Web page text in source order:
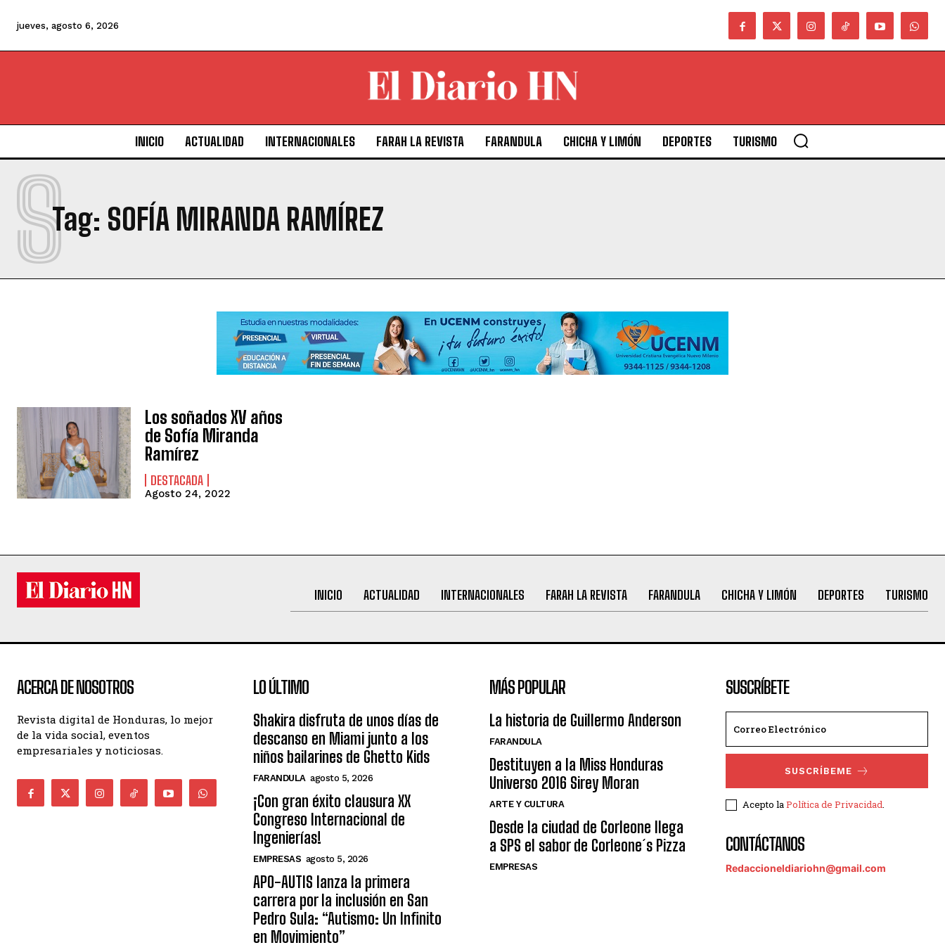
jueves, agosto 6, 2026
INICIO ACTUALIDAD INTERNACIONALES FARAH LA REVISTA FARANDULA CHICHA Y LIMÓN DEPORTES TURISMO
Tag: SOFÍA MIRANDA RAMÍREZ
S
Los soñados XV años
de Sofía Miranda
Ramírez
DESTACADA
Agosto 24, 2022
INICIO ACTUALIDAD INTERNACIONALES FARAH LA REVISTA FARANDULA CHICHA Y LIMÓN DEPORTES TURISMO
ACERCA DE NOSOTROS
Revista digital de Honduras, lo mejor
de la vida social, eventos
empresariales y noticiosas.
LO ÚLTIMO
Shakira disfruta de unos días de
descanso en Miami junto a los
niños bailarines de Ghetto Kids
FARANDULA agosto 5, 2026
¡Con gran éxito clausura XX
Congreso Internacional de
Ingenierías!
EMPRESAS agosto 5, 2026
APO-AUTIS lanza la primera
carrera por la inclusión en San
Pedro Sula: “Autismo: Un Infinito
en Movimiento”
MÁS POPULAR
La historia de Guillermo Anderson
FARANDULA
Destituyen a la Miss Honduras
Universo 2016 Sirey Moran
ARTE Y CULTURA
Desde la ciudad de Corleone llega
a SPS el sabor de Corleone´s Pizza
EMPRESAS
SUSCRÍBETE
SUSCRÍBEME
Acepto laPolítica de Privacidad.
CONTÁCTANOS
Redaccioneldiariohn@gmail.com